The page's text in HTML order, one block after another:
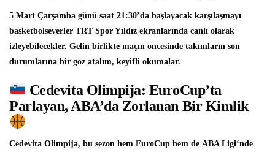
5 Mart Çarşamba günü saat 21:30’da başlayacak karşılaşmayı
basketbolseverler TRT Spor Yıldız ekranlarında canlı olarak
izleyebilecekler. Gelin birlikte maçın öncesinde takımların son
durumlarına bir göz atalım, keyifli okumalar.
Cedevita Olimpija: EuroCup’ta
Parlayan, ABA’da Zorlanan Bir Kimlik
Cedevita Olimpija, bu sezon hem EuroCup hem de ABA Ligi‘nde